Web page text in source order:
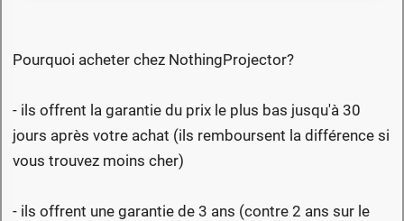
Pourquoi acheter chez NothingProjector?
- ils offrent la garantie du prix le plus bas jusqu'à 30
jours après votre achat (ils remboursent la différence si
vous trouvez moins cher)
- ils offrent une garantie de 3 ans (contre 2 ans sur le